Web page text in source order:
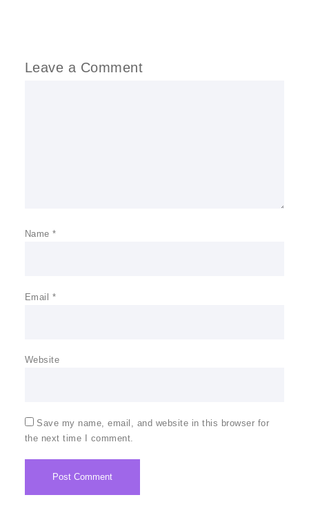
Leave a Comment
Name*
Email *
Website
Save my name, email, and website in this browser for
the next time I comment.